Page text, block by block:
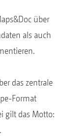
über
als auch
das zentrale
Format
gilt das Motto: